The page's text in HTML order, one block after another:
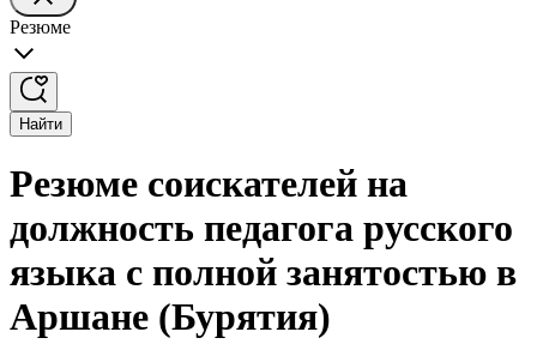
Резюме
Найти
Резюме соискателей на
должность педагога русского
языка с полной занятостью в
Аршане (Бурятия)